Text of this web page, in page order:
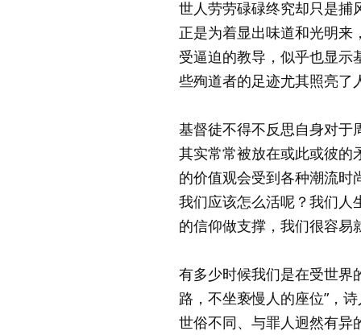
世人劳劳碌碌终究却只是捕
正是为着显出味道和光明来
受逼迫的教导，似乎也显示
些殉道者的足迹尤其照亮了
基督徒不得不反思自身对于
其实常常被放在或此或彼的
的价值观会受到各种潮流时
我们应该怎么活呢？我们人
的信仰做支撑，我们很容易
有多少时候我们是在受世界
路，不坐亵慢人的座位”，
世俗不同、与罪人迥然有异